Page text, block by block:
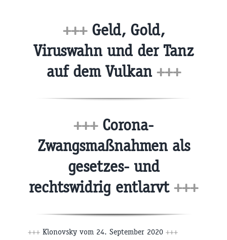
+++Geld, Gold,
Viruswahn und der Tanz
auf dem Vulkan +++
+++Corona-
Zwangsmaßnahmen als
gesetzes- und
rechtswidrig entlarvt +++
+++ Klonovsky vom 24. September 2020 +++